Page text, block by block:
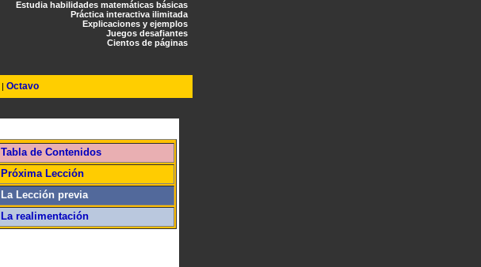
Estudia habilidades matemáticas básicas
Práctica interactiva ilimitada
Explicaciones y ejemplos
Juegos desafiantes
Cientos de páginas
| Octavo
Tabla de Contenidos
Próxima Lección
La Lección previa
La realimentación